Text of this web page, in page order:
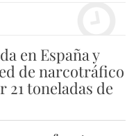
en España y
de narcotráfico
toneladas de